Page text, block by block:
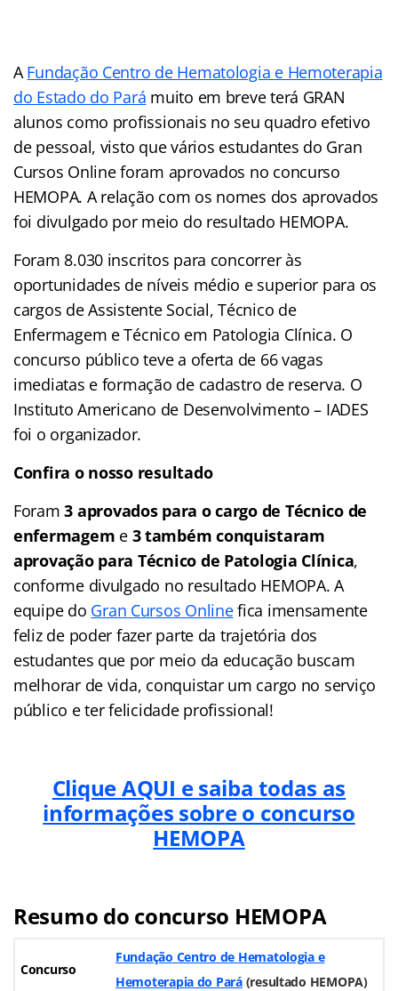
AFundação Centro de Hematologia e Hemoterapia
do Estado do Pará muito em breve terá GRAN
alunos como profissionais no seu quadro efetivo
de pessoal, visto que vários estudantes do Gran
Cursos Online foram aprovados no concurso
HEMOPA. A relação com os nomes dos aprovados
foi divulgado por meio do resultado HEMOPA.
Foram 8.030 inscritos para concorrer às
oportunidades de níveis médio e superior para os
cargos de Assistente Social, Técnico de
Enfermagem e Técnico em Patologia Clínica. O
concurso público teve a oferta de 66 vagas
imediatas e formação de cadastro de reserva. O
Instituto Americano de Desenvolvimento – IADES
foi o organizador.
Confira o nosso resultado
Foram3 aprovados para o cargo de Técnico de
enfermagem e 3 também conquistaram
aprovação para Técnico de Patologia Clínica,
conforme divulgado no resultado HEMOPA. A
equipe do Gran Cursos Onlinefica imensamente
feliz de poder fazer parte da trajetória dos
estudantes que por meio da educação buscam
melhorar de vida, conquistar um cargo no serviço
público e ter felicidade profissional!
Clique AQUI e saiba todas as
informações sobre o concurso
HEMOPA
Resumo do concurso HEMOPA
Concurso
Fundação Centro de Hematologia e
Hemoterapia do Pará(resultado HEMOPA)